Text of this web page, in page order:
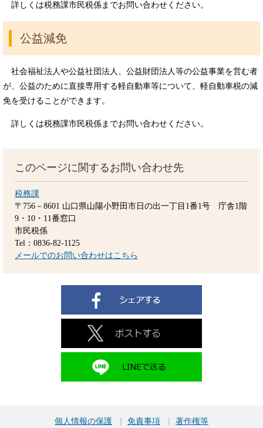
詳しくは税務課市民税係までお問い合わせください。
公益減免
社会福祉法人や公益社団法人、公益財団法人等の公益事業を営む者
が、公益のために直接専用する軽自動車等について、軽自動車税の減
免を受けることができます。
詳しくは税務課市民税係までお問い合わせください。
このページに関するお問い合わせ先
税務課
〒756－8601 山口県山陽小野田市日の出一丁目1番1号 庁舎1階
9・10・11番窓口
市民税係
Tel：0836-82-1125
メールでのお問い合わせはこちら
個人情報の保護 免責事項 著作権等